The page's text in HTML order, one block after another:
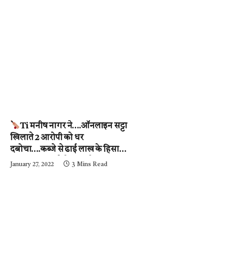
Ti मनीष नागर ने….ऑनलाइन सट्टा
खिलाते 2 आरोपी को धर
दबोचा….कब्जे से ढाई लाख के हिसाब-
किताब जब्त….देखें वीडियो
January 27, 2022 3 Mins Read